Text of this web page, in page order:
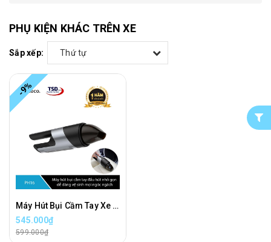
PHỤ KIỆN KHÁC TRÊN XE
Sắp xếp: Thứ tự
-9%
Máy Hút Bụi Cầm Tay Xe Hơi Hoco PH16 Chính Hãng
545.000₫
599.000₫